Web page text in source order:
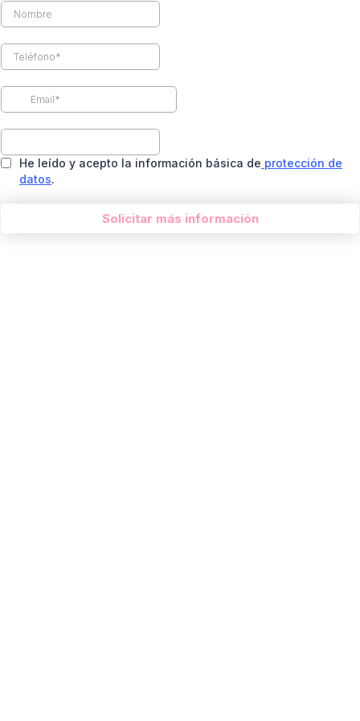
He leído y acepto la información básica de protección de
datos.
Solicitar más información